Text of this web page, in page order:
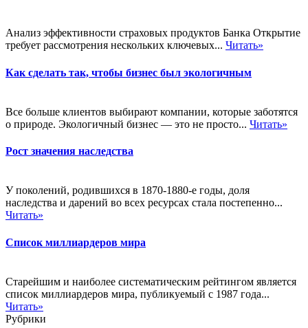
Анализ эффективности страховых продуктов Банка Открытие
требует рассмотрения нескольких ключевых... Читать»
Как сделать так, чтобы бизнес был экологичным
Все больше клиентов выбирают компании, которые заботятся
о природе. Экологичный бизнес — это не просто... Читать»
Рост значения наследства
У поколений, родившихся в 1870-1880-е годы, доля
наследства и дарений во всех ресурсах стала постепенно...
Читать»
Список миллиардеров мира
Старейшим и наиболее систематическим рейтингом является
список миллиардеров мира, публикуемый с 1987 года...
Читать»
Рубрики